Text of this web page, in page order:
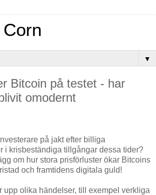
▼
Bitcoin på testet - har
omodernt
på jakt efter billiga
i krisbeständiga tillgångar dessa tider?
om hur stora prisförluster ökar Bitcoins
och framtidens digitala guld!
upp olika händelser, till exempel verkliga